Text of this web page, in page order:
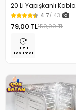
20 Li Yapışkanlı Kablo
Sabitleyici Şeffaf Klips
4.7/ 43
79,00 TL150,00 TL
Hızlı
Teslimat